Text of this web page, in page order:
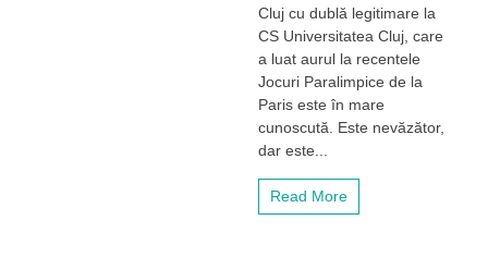
care
format
pe
judoka
Alexandru
aur
Cluj cu dublă legitimare la
CS Universitatea Cluj, care
a luat aurul la recentele
Jocuri Paralimpice de la
Paris este în mare
cunoscută. Este nevăzător,
dar este...
Read More